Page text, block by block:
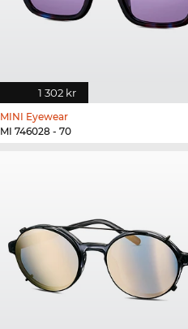
1 302 kr
MINI Eyewear
MI 746028 - 70